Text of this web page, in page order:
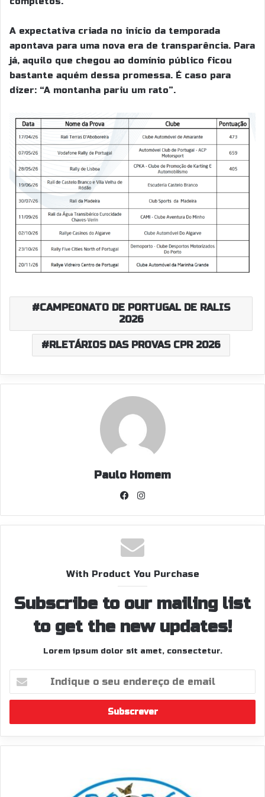
A expectativa criada no início da temporada
apontava para uma nova era de transparência. Para
já, aquilo que chegou ao domínio público ficou
bastante aquém dessa promessa. É caso para
dizer: “A montanha pariu um rato”.
CAMPEONATO DE PORTUGAL DE RALIS
2026
RLETÁRIOS DAS PROVAS CPR 2026
Paulo Homem
Facebook
With Product You Purchase
Subscribe to our mailing list
to get the new updates!
Lorem ipsum dolor sit amet, consectetur.
seu
de
email